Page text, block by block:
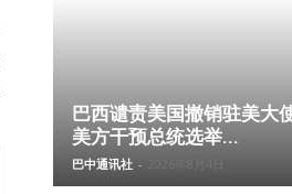
巴西谴责美国撤销驻美大
美方干预总统选举...
巴中通讯社 -